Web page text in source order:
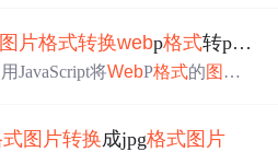
能正常工作。
图片格式转换webp格式转png
JavaScript将WebP格式的图片
base64数据URL，最后实现图片
图片转换成jpg格式图片